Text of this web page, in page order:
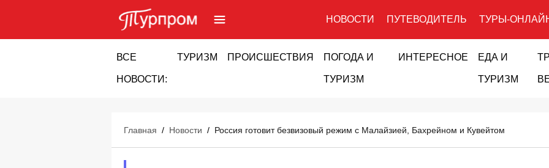
НОВОСТИ ПУТЕВОДИТЕЛЬ ТУРЫ-
ВСЕ
НОВОСТИ:
ТУРИЗМ ПРОИСШЕСТВИЯ ПОГОДА И
ТУРИЗМ
ИНТЕРЕСНОЕ ЕДА И
ТУРИЗМ
Главная / Новости / Россия готовит безвизовый режим с Малайзией, Бахрейном и Кувейтом